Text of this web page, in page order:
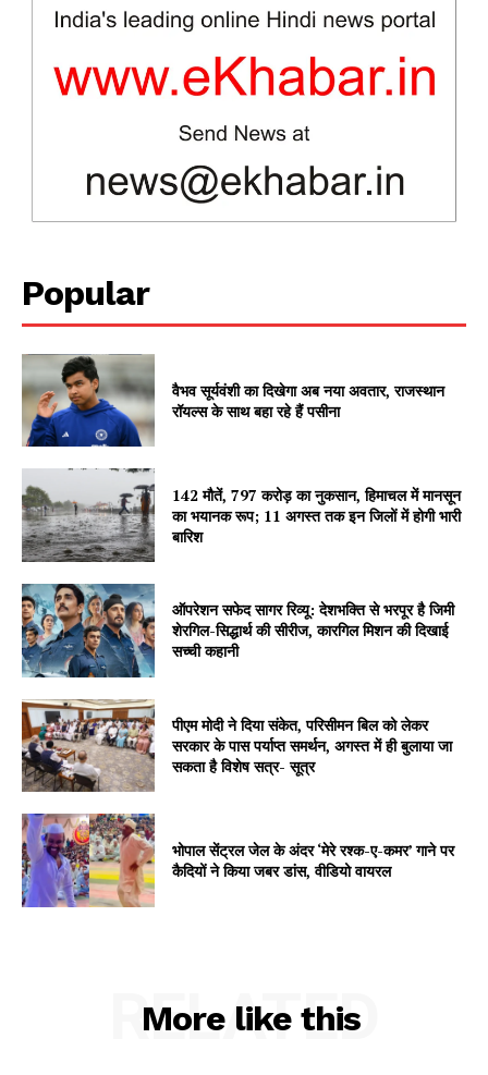
SUBSCRIBE NOW
About
Subscription Plans
My account
Popular
वैभव सूर्यवंशी का दिखेगा अब नया अवतार, राजस्थान
रॉयल्स के साथ बहा रहे हैं पसीना
142 मौतें, 797 करोड़ का नुकसान, हिमाचल में मानसून
का भयानक रूप; 11 अगस्त तक इन जिलों में होगी भारी
बारिश
ऑपरेशन सफेद सागर रिव्यू: देशभक्ति से भरपूर है जिमी
शेरगिल-सिद्धार्थ की सीरीज, कारगिल मिशन की दिखाई
सच्ची कहानी
पीएम मोदी ने दिया संकेत, परिसीमन बिल को लेकर
सरकार के पास पर्याप्त समर्थन, अगस्त में ही बुलाया जा
सकता है विशेष सत्र- सूत्र
भोपाल सेंट्रल जेल के अंदर ‘मेरे रश्क-ए-कमर’ गाने पर
कैदियों ने किया जबर डांस, वीडियो वायरल
More like this
RELATED